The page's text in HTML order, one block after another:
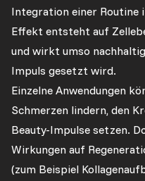
Integration einer Routine
Effekt entsteht auf
und wirkt umso
Impuls gesetzt wird.
Einzelne Anwendungen
Schmerzen lindern, den
Beauty-Impulse setzen.
Wirkungen auf
(zum Beispiel